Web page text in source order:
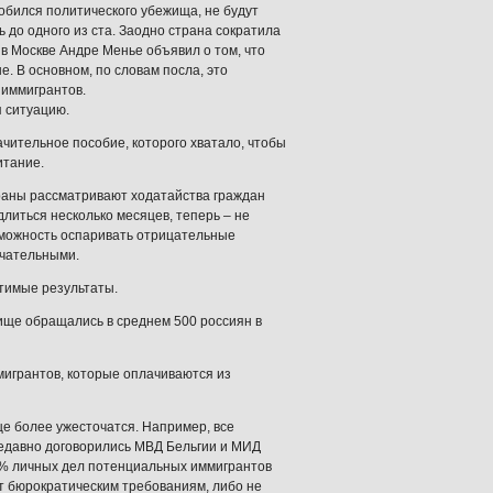
политического убежища, не будут
одного из ста. Заодно страна сократила
Москве Андре Менье объявил о том, что
В основном, по словам посла, это
ситуацию.
пособие, которого хватало, чтобы
рассматривают ходатайства граждан
несколько месяцев, теперь – не
оспаривать отрицательные
результаты.
обращались в среднем 500 россиян в
которые оплачиваются из
более ужесточатся. Например, все
договорились МВД Бельгии и МИД
личных дел потенциальных иммигрантов
бюрократическим требованиям, либо не